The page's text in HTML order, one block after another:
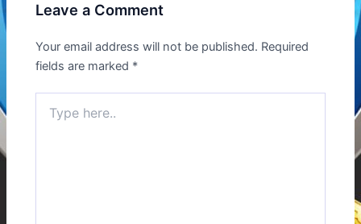
Leave a Comment
Your email address will not be published. Required
fields are marked *
here..